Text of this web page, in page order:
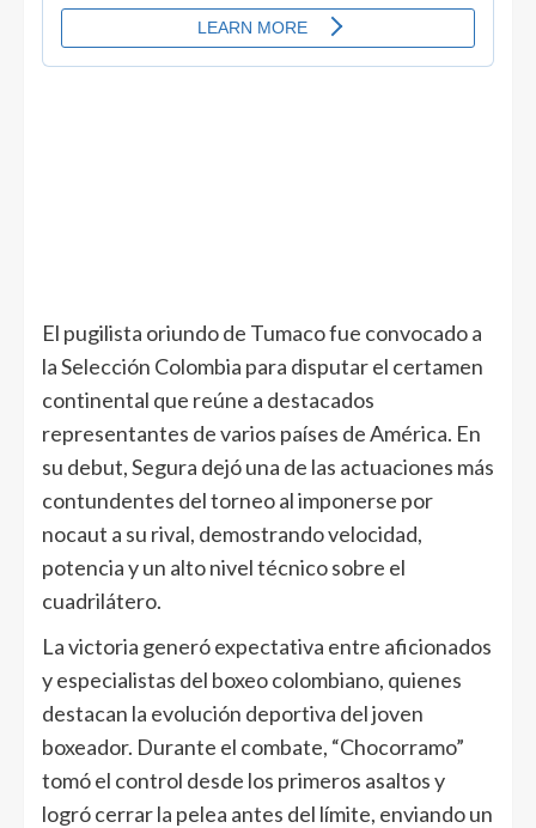
El pugilista oriundo de Tumaco fue convocado a
la Selección Colombia para disputar el certamen
continental que reúne a destacados
representantes de varios países de América. En
su debut, Segura dejó una de las actuaciones más
contundentes del torneo al imponerse por
nocaut a su rival, demostrando velocidad,
potencia y un alto nivel técnico sobre el
cuadrilátero.
La victoria generó expectativa entre aficionados
y especialistas del boxeo colombiano, quienes
destacan la evolución deportiva del joven
boxeador. Durante el combate, “Chocorramo”
tomó el control desde los primeros asaltos y
logró cerrar la pelea antes del límite, enviando un